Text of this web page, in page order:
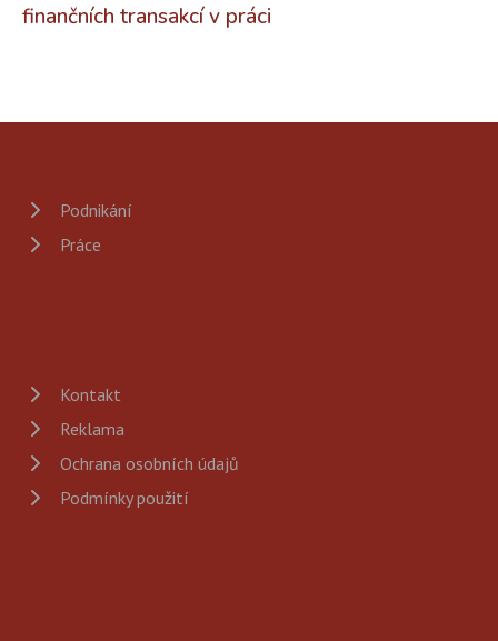
finančních transakcí v práci
Podnikání
Práce
Kontakt
Reklama
Ochrana osobních údajů
Podmínky použití